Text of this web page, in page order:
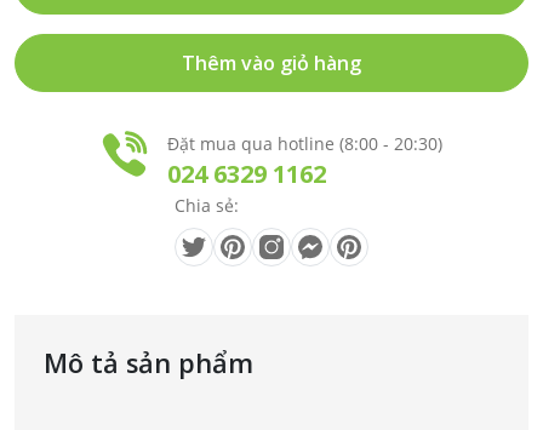
Thêm vào giỏ hàng
Đặt mua qua hotline (8:00 - 20:30)
024 6329 1162
Chia sẻ:
Mô tả sản phẩm